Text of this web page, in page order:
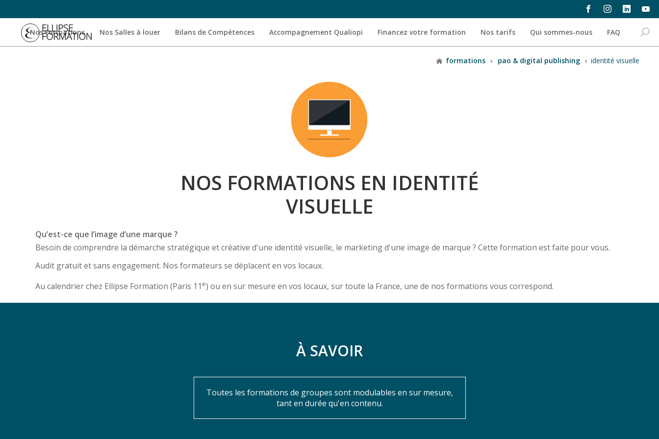
Nos Formations Nos Salles à louer Bilans de Compétences Accompagnement Qualiopi Financez votre formation Nos tarifs Qui sommes-nous FAQ
formations › pao & digital publishing › identité visuelle
NOS FORMATIONS EN IDENTITÉ
VISUELLE
Qu’est-ce que l’image d’une marque ?
Besoin de comprendre la démarche stratégique et créative d'une identité visuelle, le marketing d'une image de marque ? Cette formation est faite pour vous.
Audit gratuit et sans engagement. Nos formateurs se déplacent en vos locaux.
Au calendrier chez Ellipse Formation (Paris 11 e) ou en sur mesure en vos locaux, sur toute la France, une de nos formations vous correspond.
À SAVOIR
Toutes les formations de groupes sont modulables en sur mesure,
tant en durée qu'en contenu.